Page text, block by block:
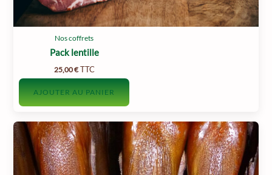
Nos coffrets
Pack lentille
25,00€ TTC
AJOUTER AU PANIER